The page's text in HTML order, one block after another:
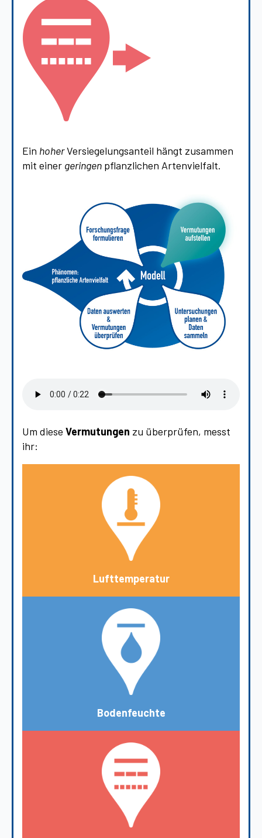
Ein hoherVersiegelungsanteil hängt zusammen
mit einer geringen pflanzlichen Artenvielfalt.
Um diese Vermutungen zu überprüfen, messt
ihr:
Lufttemperatur
Bodenfeuchte